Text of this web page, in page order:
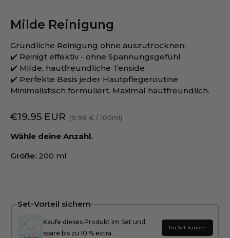
Milde Reinigung
Gründliche Reinigung ohne auszutrocknen:
✔️ Reinigt effektiv - ohne Spannungsgefühl
✔️ Milde, hautfreundliche Tenside
✔️ Perfekte Basis jeder Hautpflegeroutine
Minimalistisch formuliert. Maximal hautfreundlich.
€19.95 EUR 9.98 €/ 100ml
Wähle deine Anzahl.
Größe: 200 ml
Set-Vorteil sichern
Kaufe dieses Produkt im Set und
spare bis zu 10 % extra.
Im Set kaufen